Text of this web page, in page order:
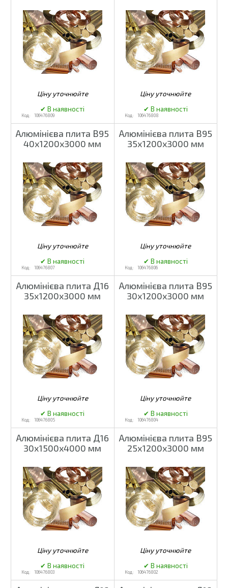
106476809 106476808
Алюмінієва плита В95
40х1200х3000 мм
106476807
Алюмінієва плита В95
35х1200х3000 мм
106476806
Алюмінієва плита Д16
35х1200х3000 мм
106476805
Алюмінієва плита В95
30х1200х3000 мм
106476804
Алюмінієва плита Д16
30х1500х4000 мм
106476803
Алюмінієва плита В95
25х1200х3000 мм
106476802